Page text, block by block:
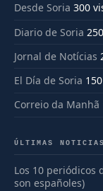
Desde Soria 300
Diario de Soria
Jornal de Notícias
El Día de Soria
Correio da Manhã
ÚLTIMAS NOTICIAS
Los 10 periódicos
son españoles)